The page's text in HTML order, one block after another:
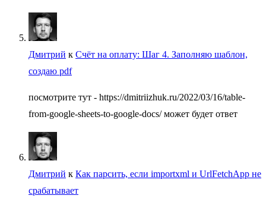
Дмитрий к Счёт на оплату: Шаг 4. Заполняю шаблон,
создаю pdf
посмотрите тут - https://dmitriizhuk.ru/2022/03/16/table-
from-google-sheets-to-google-docs/ может будет ответ
Дмитрий к Как парсить, если importxml и UrlFetchApp не
срабатывает